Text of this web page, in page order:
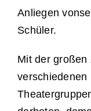
Anliegen
Schüler.
Mit der großen
verschiedenen